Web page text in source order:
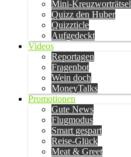
Mini-Kreuzworträtsel
Quizz den Huber
Quizzticle
Aufgedeckt
Videos
Reportagen
Fragenbot
Wein doch
MoneyTalks
Promotionen
Gute News
Flugmodus
Smart gespart
Reise-Glück
Meat & Greet